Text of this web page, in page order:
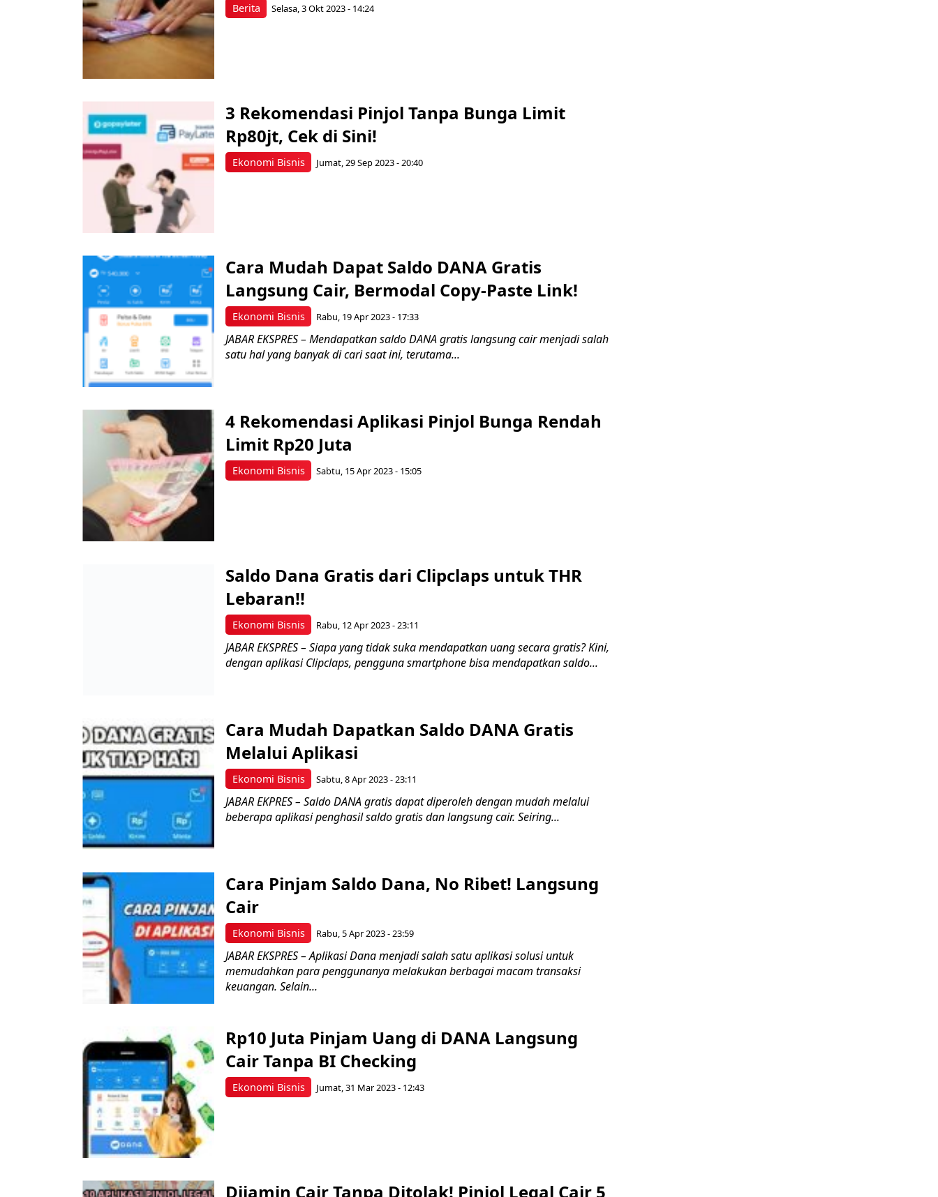
Berita Selasa, 3 Okt 2023 - 14:24
Ekonomi Bisnis
3 Rekomendasi Pinjol Tanpa Bunga Limit
Rp80jt, Cek di Sini!
Jumat, 29 Sep 2023 - 20:40
Ekonomi Bisnis
Cara Mudah Dapat Saldo DANA Gratis
Langsung Cair, Bermodal Copy-Paste Link!
Rabu, 19 Apr 2023 - 17:33
JABAR EKSPRES – Mendapatkan saldo DANA gratis langsung cair menjadi salah
satu hal yang banyak di cari saat ini, terutama...
Ekonomi Bisnis
4 Rekomendasi Aplikasi Pinjol Bunga Rendah
Limit Rp20 Juta
Sabtu, 15 Apr 2023 - 15:05
Ekonomi Bisnis
Saldo Dana Gratis dari Clipclaps untuk THR
Lebaran!!
Rabu, 12 Apr 2023 - 23:11
JABAR EKSPRES – Siapa yang tidak suka mendapatkan uang secara gratis? Kini,
dengan aplikasi Clipclaps, pengguna smartphone bisa mendapatkan saldo...
Ekonomi Bisnis
Cara Mudah Dapatkan Saldo DANA Gratis
Melalui Aplikasi
Sabtu, 8 Apr 2023 - 23:11
JABAR EKPRES – Saldo DANA gratis dapat diperoleh dengan mudah melalui
beberapa aplikasi penghasil saldo gratis dan langsung cair. Seiring...
Ekonomi Bisnis
Cara Pinjam Saldo Dana, No Ribet! Langsung
Cair
Rabu, 5 Apr 2023 - 23:59
JABAR EKSPRES – Aplikasi Dana menjadi salah satu aplikasi solusi untuk
memudahkan para penggunanya melakukan berbagai macam transaksi
keuangan. Selain...
Ekonomi Bisnis
Rp10 Juta Pinjam Uang di DANA Langsung
Cair Tanpa BI Checking
Jumat, 31 Mar 2023 - 12:43
Dijamin Cair Tanpa Ditolak! Pinjol Legal Cair 5